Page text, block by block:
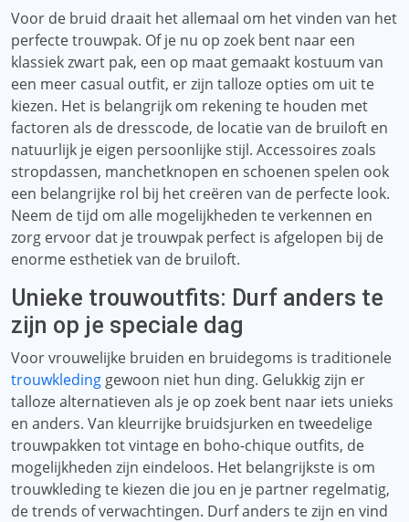
Voor de bruid draait het allemaal om het vinden van het
perfecte trouwpak. Of je nu op zoek bent naar een
klassiek zwart pak, een op maat gemaakt kostuum van
een meer casual outfit, er zijn talloze opties om uit te
kiezen. Het is belangrijk om rekening te houden met
factoren als de dresscode, de locatie van de bruiloft en
natuurlijk je eigen persoonlijke stijl. Accessoires zoals
stropdassen, manchetknopen en schoenen spelen ook
een belangrijke rol bij het creëren van de perfecte look.
Neem de tijd om alle mogelijkheden te verkennen en
zorg ervoor dat je trouwpak perfect is afgelopen bij de
enorme esthetiek van de bruiloft.
Unieke trouwoutfits: Durf anders te
zijn op je speciale dag
Voor vrouwelijke bruiden en bruidegoms is traditionele
trouwkleding gewoon niet hun ding. Gelukkig zijn er
talloze alternatieven als je op zoek bent naar iets unieks
en anders. Van kleurrijke bruidsjurken en tweedelige
trouwpakken tot vintage en boho-chique outfits, de
mogelijkheden zijn eindeloos. Het belangrijkste is om
trouwkleding te kiezen die jou en je partner regelmatig,
de trends of verwachtingen. Durf anders te zijn en vind